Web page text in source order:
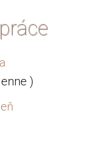
)